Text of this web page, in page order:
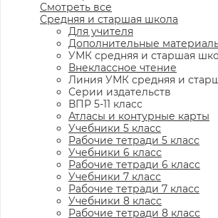
Смотреть все
Средняя и старшая школа
Для учителя
Дополнительные
УМК средняя и старшая
Внеклассное чтение
Линия УМК средняя и
Серии издательств
ВПР 5-11 класс
Атласы и контурные карты
Учебники 5 класс
Рабочие тетради 5 класс
Учебники 6 класс
Рабочие тетради 6 класс
Учебники 7 класс
Рабочие тетради 7 класс
Учебники 8 класс
Рабочие тетради 8 класс